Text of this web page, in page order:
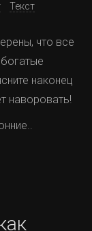
Текст
что все
наконец
наворовать!